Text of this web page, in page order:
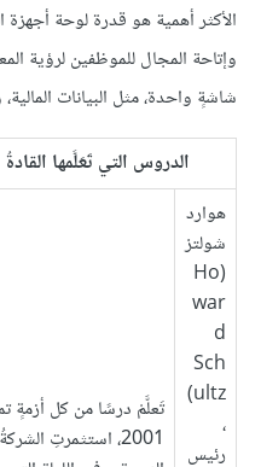
الأكثر أهمية هو قدرة لوحة
وإتاحة المجال للموظفين لرؤية
شاشةٍ واحدة، مثل البيانات المالية،
الدروس التي تَعَلَّمها
هوارد
شولتز
(Ho
war
d
Sch
ultz)
،
رئيس
تَعلَّمْ درسًا من كل أزمةٍ
2001، استثمرتِ